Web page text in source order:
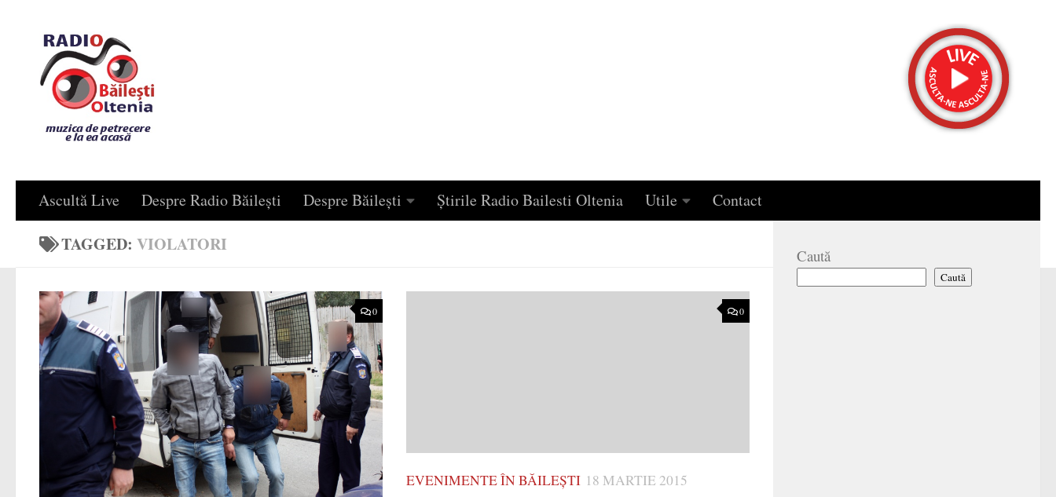
Ascultă Live Despre Radio Băilești Despre Băilești Știrile Radio Bailesti Oltenia Utile Contact
TAGGED: VIOLATORI
0 0
EVENIMENTE ÎN BĂILEȘTI 18 MARTIE 2015
Caută
Caută